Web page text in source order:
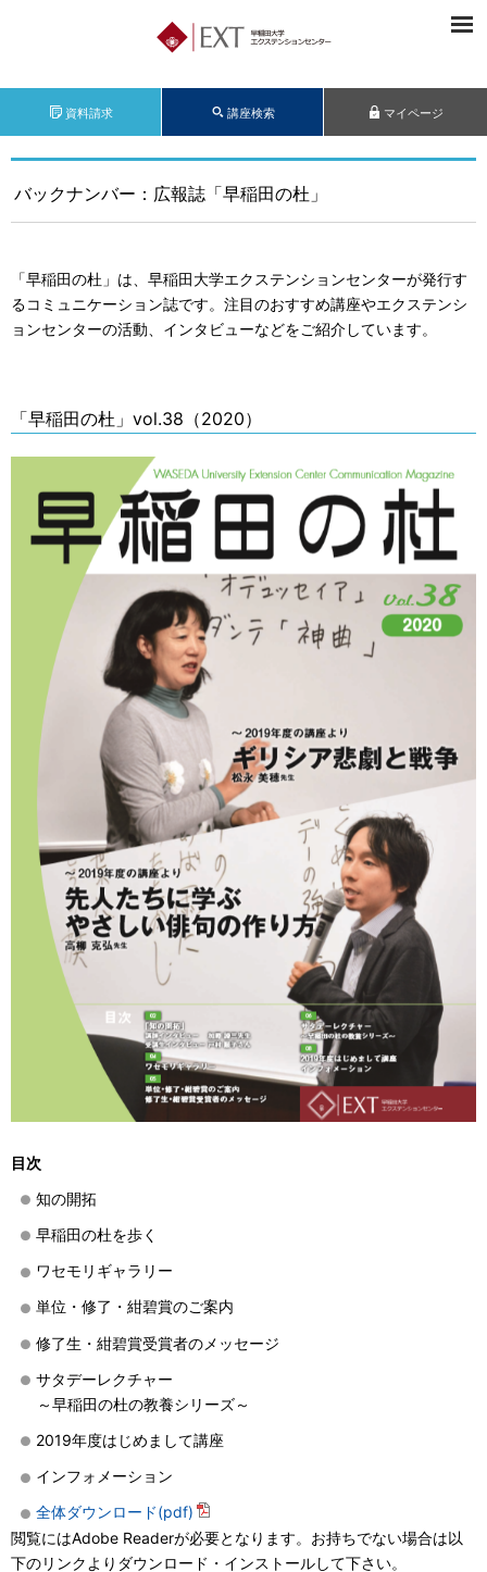
資料請求 講座検索 マイページ
バックナンバー：広報誌「早稲田の杜」
「早稲田の杜」は、早稲田大学エクステンションセンターが発行す
るコミュニケーション誌です。注目のおすすめ講座やエクステンシ
ョンセンターの活動、インタビューなどをご紹介しています。
「早稲田の杜」vol.38（2020）
目次
知の開拓
早稲田の杜を歩く
ワセモリギャラリー
単位・修了・紺碧賞のご案内
修了生・紺碧賞受賞者のメッセージ
サタデーレクチャー
～早稲田の杜の教養シリーズ～
2019年度はじめまして講座
インフォメーション
全体ダウンロード(pdf)
閲覧にはAdobe Readerが必要となります。お持ちでない場合は以
下のリンクよりダウンロード・インストールして下さい。